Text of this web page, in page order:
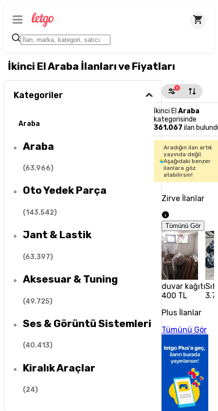
İkinci El Araba İlanları ve Fiyatları
Kategoriler
Araba
Araba
(63.966)
Oto Yedek Parça
(143.542)
Jant & Lastik
(63.397)
Aksesuar & Tuning
(49.725)
Ses & Görüntü Sistemleri
(40.413)
Kiralık Araçlar
(24)
1
İkinci El Araba
kategorisinde
361.067 ilan
Aradığın ilan artık
yayında değil.
Aşağıdaki benzer
ilanlara göz
atabilirsin!
Zirve İlanlar
Tümünü Gör
duvar kağıtı
400 TL
Plus İlanlar
Tümünü Gör